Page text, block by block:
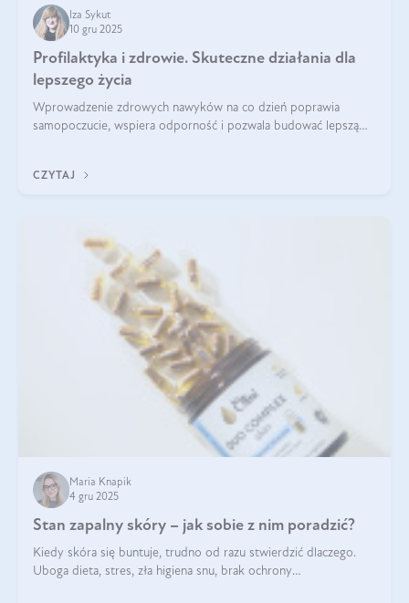
Iza Sykut
10 gru 2025
Profilaktyka i zdrowie. Skuteczne działania dla
lepszego życia
Wprowadzenie zdrowych nawyków na co dzień poprawia
samopoczucie, wspiera odporność i pozwala budować lepszą
CZYTAJ
Maria Knapik
4 gru 2025
Stan zapalny skóry – jak sobie z nim poradzić?
Kiedy skóra się buntuje, trudno od razu stwierdzić dlaczego.
Uboga dieta, stres, zła higiena snu, brak ochrony